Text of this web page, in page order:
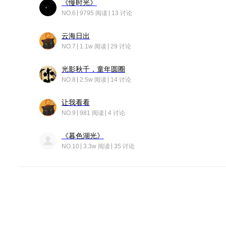
《慢时光》
NO.6 9795 阅读 13 讨论
云海日出
NO.7 1.1w 阅读 29 讨论
光影秋千，童年圆圈
NO.8 2.5w 阅读 14 讨论
让我看看
NO.9 981 阅读 4 讨论
《暮色湖光》
NO.10 3.3w 阅读 35 讨论